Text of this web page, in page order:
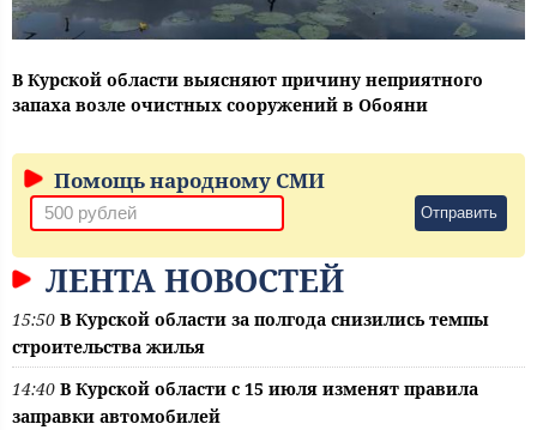
В Курской области выясняют причину неприятного
запаха возле очистных сооружений в Обояни
Помощь народному СМИ
Отправить
ЛЕНТА НОВОСТЕЙ
15:50 В Курской области за полгода снизились темпы
строительства жилья
14:40 В Курской области с 15 июля изменят правила
заправки автомобилей